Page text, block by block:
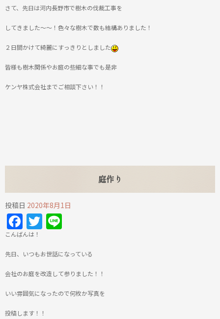
さて、先日は河内長野市で樹木の伐裁工事を
してきました～～！色々な樹木で数も結構ありました！
２日間かけて綺麗にすっきりとしました
皆様も樹木関係やお庭の些細な事でも是非
ケンヤ株式会社までご相談下さい！！
庭作り
投稿日 2020年8月1日
Facebook
Twitter
こんばんは！
先日、いつもお世話になっている
会社のお庭を改造して参りました！！
いい雰囲気になったので何枚か写真を
投稿します！！